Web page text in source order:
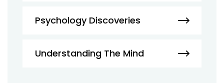
Psychology Discoveries
Understanding The Mind